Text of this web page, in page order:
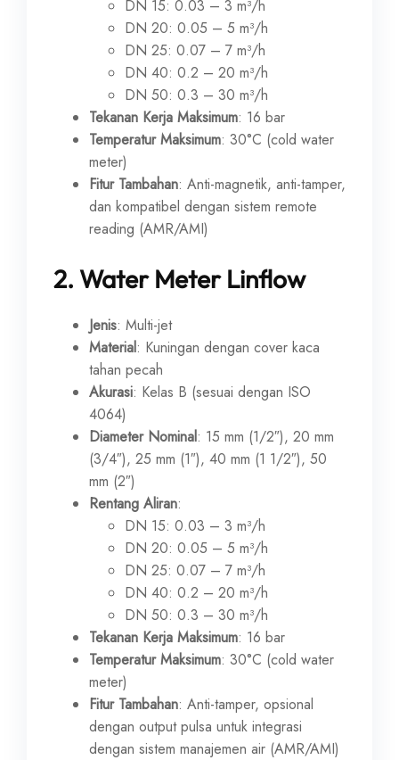
DN 15: 0.03 – 3 m³/h
DN 20: 0.05 – 5 m³/h
DN 25: 0.07 – 7 m³/h
DN 40: 0.2 – 20 m³/h
DN 50: 0.3 – 30 m³/h
Tekanan Kerja Maksimum: 16 bar
Temperatur Maksimum: 30°C (cold water
meter)
Fitur Tambahan: Anti-magnetik, anti-tamper,
dan kompatibel dengan sistem remote
reading (AMR/AMI)
2. Water Meter Linflow
Jenis: Multi-jet
Material: Kuningan dengan cover kaca
tahan pecah
Akurasi: Kelas B (sesuai dengan ISO
4064)
Diameter Nominal: 15 mm (1/2″), 20 mm
(3/4″), 25 mm (1″), 40 mm (1 1/2″), 50
mm (2″)
Rentang Aliran:
DN 15: 0.03 – 3 m³/h
DN 20: 0.05 – 5 m³/h
DN 25: 0.07 – 7 m³/h
DN 40: 0.2 – 20 m³/h
DN 50: 0.3 – 30 m³/h
Tekanan Kerja Maksimum: 16 bar
Temperatur Maksimum: 30°C (cold water
meter)
Fitur Tambahan: Anti-tamper, opsional
dengan output pulsa untuk integrasi
dengan sistem manajemen air (AMR/AMI)